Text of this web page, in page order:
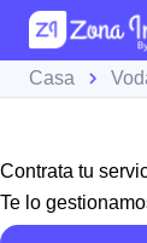
Casa
Contrata tu
Te lo